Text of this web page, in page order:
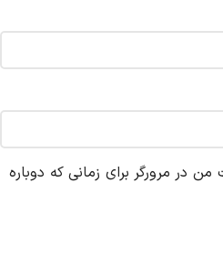
در مرورگر برای زمانی که دوباره